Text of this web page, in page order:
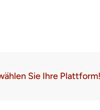
Sie Ihre Plattform!